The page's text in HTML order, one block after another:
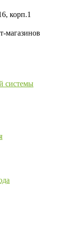
корп.1
магазинов
системы